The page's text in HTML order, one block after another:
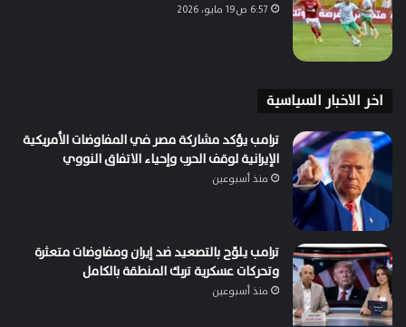
6:57 ص19 مايو، 2026
اخر الاخبار السياسية
ترامب يؤكد مشاركة مصر في المفاوضات الأمريكية
الإيرانية لوقف الحرب وإحياء الاتفاق النووي
منذ أسبوعين
ترامب يلوّح بالتصعيد ضد إيران ومفاوضات متعثرة
وتحركات عسكرية تربك المنطقة بالكامل
منذ أسبوعين